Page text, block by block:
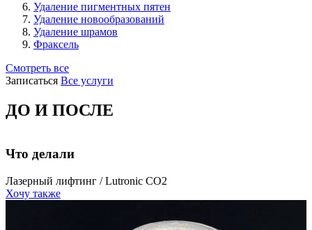
Удаление пигментных пятен
Удаление новообразований
Удаление шрамов
Фраксель
Смотреть все
Записаться Все услуги
ДО И ПОСЛЕ
Что делали
Лазерный лифтинг / Lutronic CO2
Хочу также